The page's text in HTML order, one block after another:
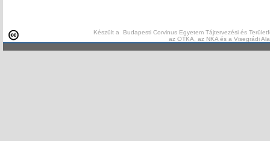
Készült a Budapesti Corvinus Egyetem Tájtervezési és
az OTKA, az NKA és a Visegrádi